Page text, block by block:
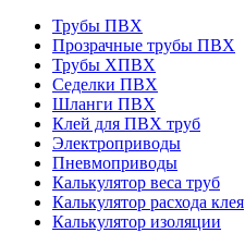
Трубы ПВХ
Прозрачные трубы ПВХ
Трубы ХПВХ
Седелки ПВХ
Шланги ПВХ
Клей для ПВХ труб
Электроприводы
Пневмоприводы
Калькулятор веса труб
Калькулятор расхода клея
Калькулятор изоляции